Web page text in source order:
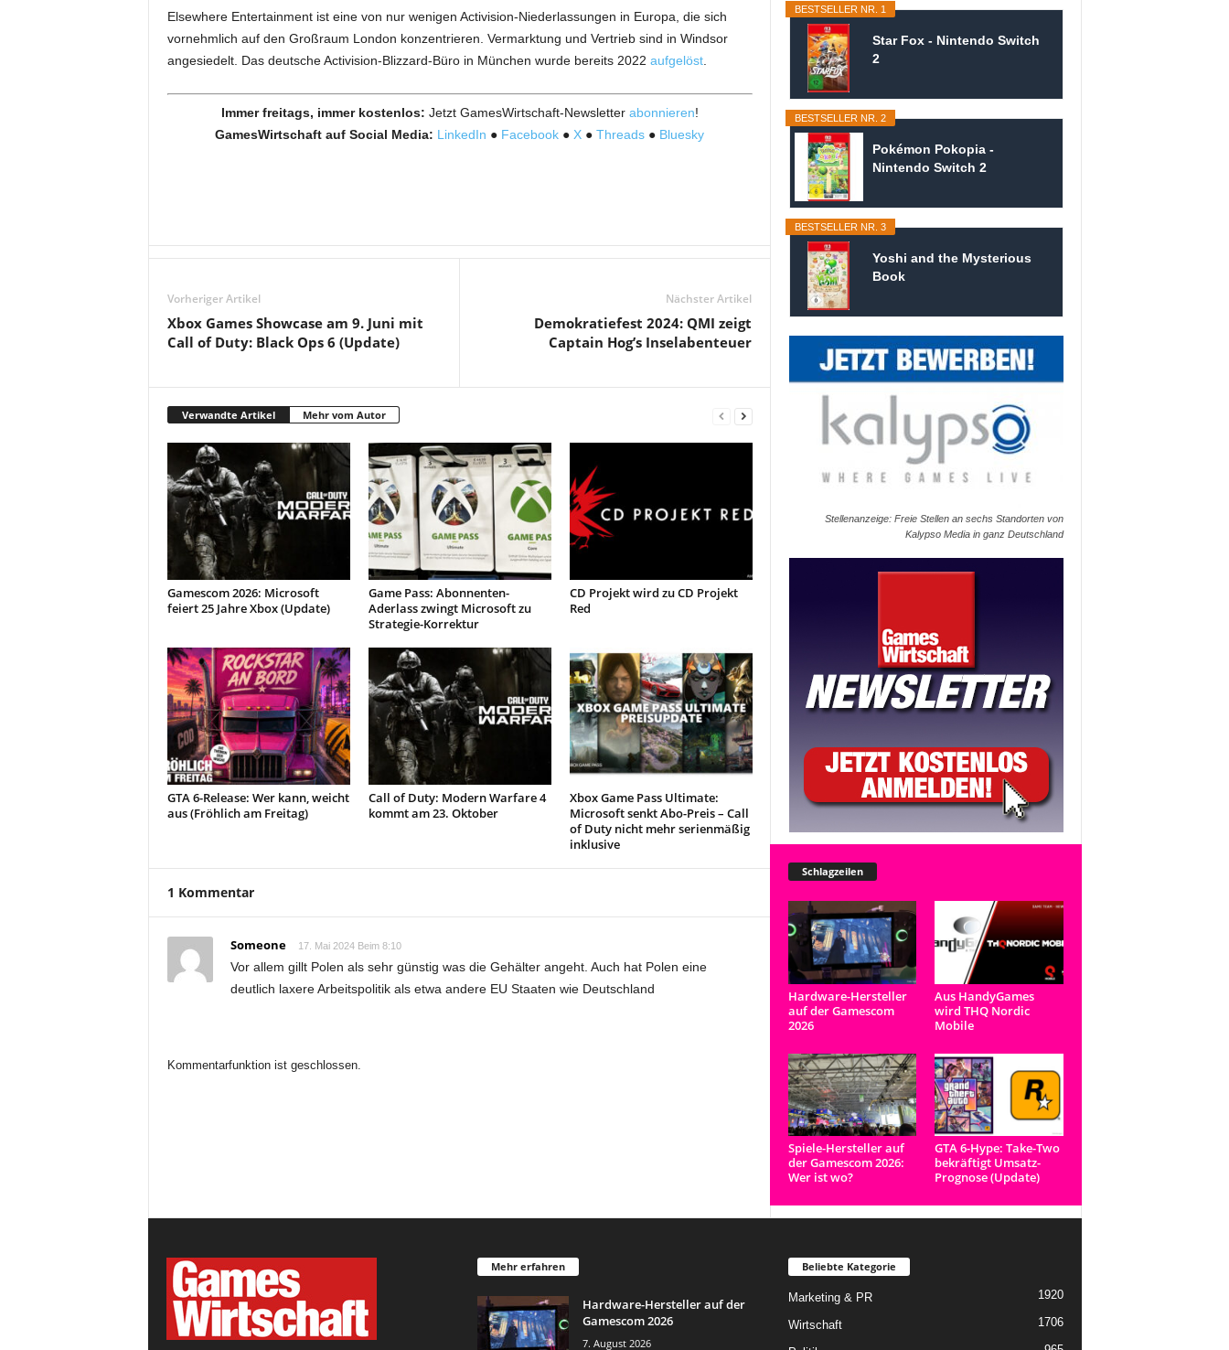
Elsewhere Entertainment ist eine von nur wenigen Activision-Niederlassungen in Europa, die sich
vornehmlich auf den Großraum London konzentrieren. Vermarktung und Vertrieb sind in Windsor
angesiedelt. Das deutsche Activision-Blizzard-Büro in München wurde bereits 2022 aufgelöst.
Immer freitags, immer kostenlos: Jetzt GamesWirtschaft-Newsletter abonnieren!
GamesWirtschaft auf Social Media: LinkedIn ● Facebook ● X ● Threads ● Bluesky
Vorheriger Artikel
Xbox Games Showcase am 9. Juni mit
Call of Duty: Black Ops 6 (Update)
Nächster Artikel
Demokratiefest 2024: QMI zeigt
Captain Hog’s Inselabenteuer
Verwandte Artikel Mehr vom Autor
Gamescom 2026: Microsoft
feiert 25 Jahre Xbox (Update)
Game Pass: Abonnenten-
Aderlass zwingt Microsoft zu
Strategie-Korrektur
CD Projekt wird zu CD Projekt
Red
GTA 6-Release: Wer kann, weicht
aus (Fröhlich am Freitag)
Call of Duty: Modern Warfare 4
kommt am 23. Oktober
Xbox Game Pass Ultimate:
Microsoft senkt Abo-Preis – Call
of Duty nicht mehr serienmäßig
inklusive
1 Kommentar
Someone 17. Mai 2024 Beim 8:10
Vor allem gillt Polen als sehr günstig was die Gehälter angeht. Auch hat Polen eine
deutlich laxere Arbeitspolitik als etwa andere EU Staaten wie Deutschland
Kommentarfunktion ist geschlossen.
BESTSELLER NR. 1
Star Fox - Nintendo Switch
2
BESTSELLER NR. 2
Pokémon Pokopia -
Nintendo Switch 2
BESTSELLER NR. 3
Yoshi and the Mysterious
Book
Stellenanzeige: Freie Stellen an sechs Standorten von
Kalypso Media in ganz Deutschland
Schlagzeilen
Hardware-Hersteller
auf der Gamescom
2026
Aus HandyGames
wird THQ Nordic
Mobile
Spiele-Hersteller auf
der Gamescom 2026:
Wer ist wo?
GTA 6-Hype: Take-Two
bekräftigt Umsatz-
Prognose (Update)
Mehr erfahren
Hardware-Hersteller auf der
Gamescom 2026
7. August 2026
Beliebte Kategorie
Marketing & PR 1920
Wirtschaft 1706